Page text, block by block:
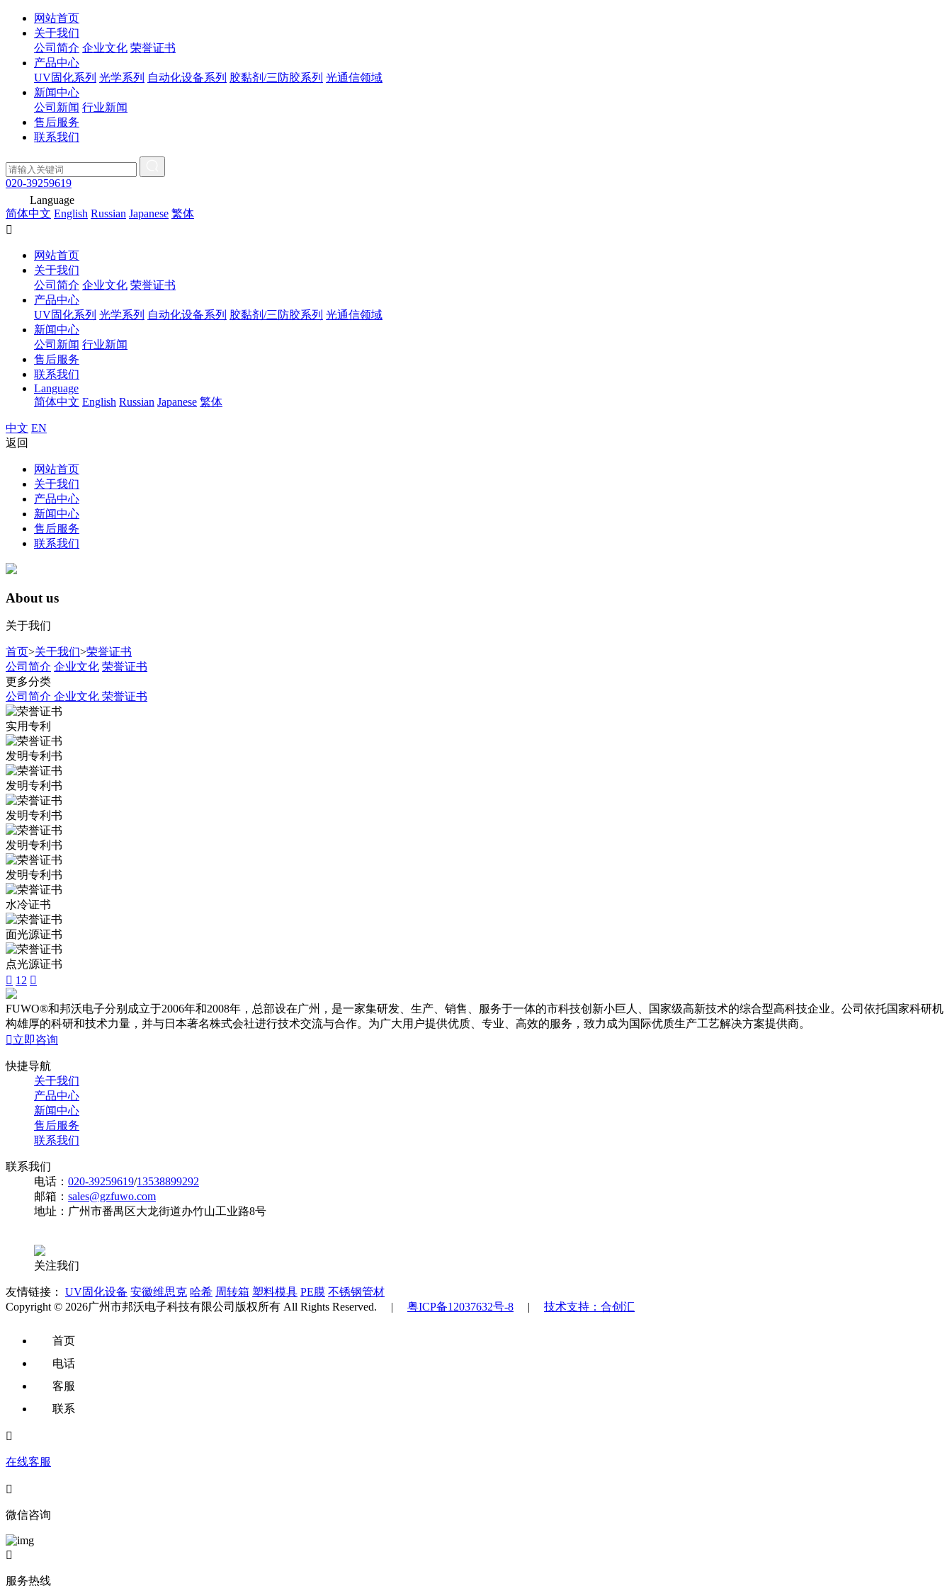
网站首页
关于我们
公司简介 企业文化 荣誉证书
产品中心
UV固化系列 光学系列 自动化设备系列 胶黏剂/三防胶系列 光通信领域
新闻中心
公司新闻 行业新闻
售后服务
联系我们
020-39259619
Language
简体中文 English Russian Japanese 繁体

网站首页
关于我们
公司简介 企业文化 荣誉证书
产品中心
UV固化系列 光学系列 自动化设备系列 胶黏剂/三防胶系列 光通信领域
新闻中心
公司新闻 行业新闻
售后服务
联系我们
Language
简体中文 English Russian Japanese 繁体
中文 EN
返回
网站首页
关于我们
产品中心
新闻中心
售后服务
联系我们
About us
关于我们
首页>关于我们>荣誉证书
公司简介 企业文化 荣誉证书
更多分类
公司简介 企业文化 荣誉证书
实用专利
发明专利书
发明专利书
发明专利书
发明专利书
发明专利书
水冷证书
面光源证书
点光源证书
 12 
FUWO®和邦沃电子分别成立于2006年和2008年，总部设在广州，是一家集研发、生产、销售、服务于一体的市科技创新小巨人、国家级高新技术的综合型高科技企业。公司依托国家科研机
构雄厚的科研和技术力量，并与日本著名株式会社进行技术交流与合作。为广大用户提供优质、专业、高效的服务，致力成为国际优质生产工艺解决方案提供商。
立即咨询
快捷导航
关于我们
产品中心
新闻中心
售后服务
联系我们
联系我们
电话： 020-39259619/13538899292
邮箱： sales@gzfuwo.com
地址：广州市番禺区大龙街道办竹山工业路8号
关注我们
友情链接： UV固化设备 安徽维思克 哈希 周转箱 塑料模具 PE膜 不锈钢管材
Copyright © 2026广州市邦沃电子科技有限公司版权所有 All Rights Reserved. | 粤ICP备12037632号-8 | 技术支持：合创汇
首页
电话
客服
联系

在线客服

微信咨询

服务热线